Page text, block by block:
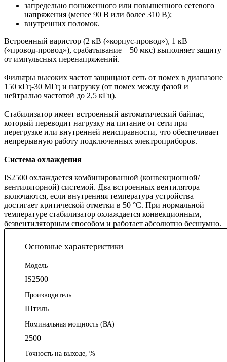
запредельно пониженного или повышенного сетевого
напряжения (менее 90 В или более 310 В);
внутренних поломок.
Встроенный варистор (2 кВ («корпус-провод»), 1 кВ
(«провод-провод»), срабатывание – 50 мкс) выполняет защиту
от импульсных перенапряжений.
Фильтры высоких частот защищают сеть от помех в диапазоне
150 кГц-30 МГц и нагрузку (от помех между фазой и
нейтралью частотой до 2,5 кГц).
Стабилизатор имеет встроенный автоматический байпас,
который переводит нагрузку на питание от сети при
перегрузке или внутренней неисправности, что обеспечивает
непрерывную работу подключенных электроприборов.
Система охлаждения
IS2500 охлаждается комбинированной (конвекционной/
вентиляторной) системой. Два встроенных вентилятора
включаются, если внутренняя температура устройства
достигает критической отметки в 50 °C. При нормальной
температуре стабилизатор охлаждается конвекционным,
безвентиляторным способом и работает абсолютно бесшумно.
Основные характеристики
Модель
IS2500
Производитель
Штиль
Номинальная мощность (ВА)
2500
Точность на выходе, %